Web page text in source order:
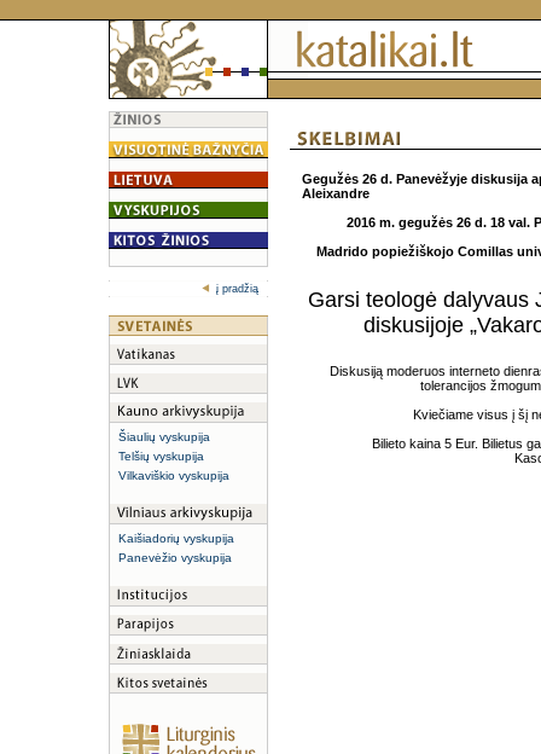
į pradžią
Šiaulių vyskupija
Telšių vyskupija
Vilkaviškio vyskupija
Kaišiadorių vyskupija
Panevėžio vyskupija
Gegužės 26 d. Panevėžyje diskusija
Aleixandre
2016 m. gegužės 26 d. 18
Madrido popiežiškojo Comillas
Garsi teologė dalyvaus
diskusijoje
Diskusiją moderuos interneto
tolerancijos
Kviečiame visus į šį
Bilieto kaina 5 Eur. Bilietus